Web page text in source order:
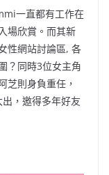
一直都有工作在
場欣賞。而其新
性網站討論區, 各
？ 同時3位女主角
芝則身負重任，
，邀得多年好友